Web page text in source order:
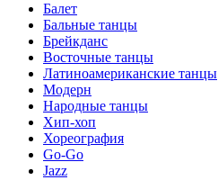
Балет
Бальные танцы
Брейкданс
Восточные танцы
Латиноамериканские танцы
Модерн
Народные танцы
Хип-хоп
Хореография
Go-Go
Jazz